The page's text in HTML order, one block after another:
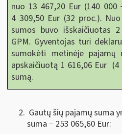
nuo 13 467,20 Eur (140
4 309,50 Eur (32 proc.).
sumos buvo išskaičiuotas
GPM. Gyventojas turi
sumokėti metinėje pajamų
apskaičiuotą 1 616,06 Eur (4
sumą.
Gautų šių pajamų suma
suma − 253 065,60 Eur: